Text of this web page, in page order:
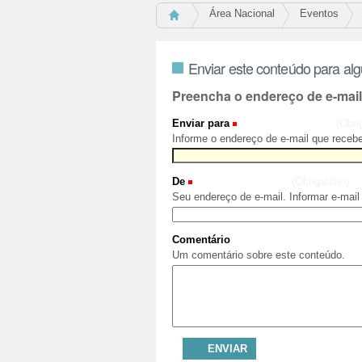
Área Nacional Eventos
Enviar este conteúdo para
Preencha o endereço de e-
Enviar para
Informe o endereço de e-mail que
De
Seu endereço de e-mail. Informar e-
Comentário
Um comentário sobre este conteúdo.